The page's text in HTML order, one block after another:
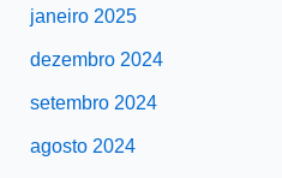
janeiro 2025
dezembro 2024
setembro 2024
agosto 2024